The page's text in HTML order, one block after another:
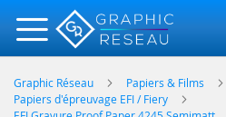
Graphic Réseau Papiers & Films
Papiers d'épreuvage EFI / Fiery